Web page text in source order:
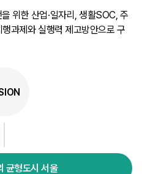
위한 산업·일자리, 생활SOC, 주
과제와 실행력 제고방안으로 구
균형도시 서울